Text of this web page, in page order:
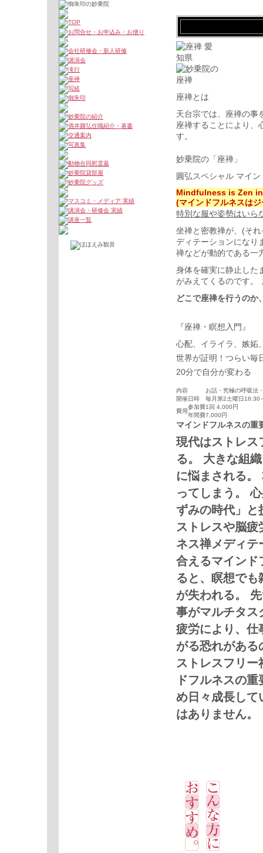
座禅とは
天台宗では、座禅の事
座禅することにより、
す。
妙乗院の「座禅」
圓弘スペシャル マイ
Mindfulness is Zen
(マインドフルネスは
特別な服や姿勢はいら
坐禅と密教禅が、(そ
ディテーションになり
禅などが動的である一
身体を確実に静止した
がみえてくるのです。
どこで座禅を行うのか
『座禅・瞑想入門』
心配、イライラ、嫉妬
世界が証明！つらい毎
20分で自分が変わる
内容
お話・究極の呼吸法
開催日時
毎月第2土曜日16:30
費用
参加費1回 4,000円
年間費7,000円
マインドフルネスの重
現代はストレス
る。 大きな組
に悩まされる
ってしまう。
ずみの時代」と
ストレスや脳
ネス禅メディテ
合えるマインド
ると、瞑想で
が失われる。
事がマルチタス
疲労により、仕
がる恐れがある
ストレスフリ
ドフルネスの
め日々成長して
はありません。